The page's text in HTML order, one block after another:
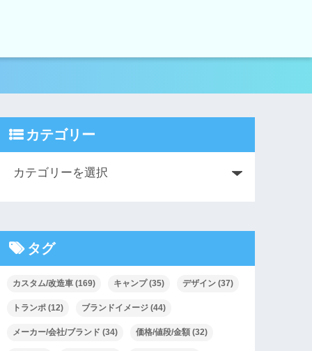
カテゴリー
タグ
カスタム/改造車 (169) キャンプ(35) デザイン (37)
トランポ (12) ブランドイメージ (44)
メーカー/会社/ブランド (34) 価格/値段/金額 (32)